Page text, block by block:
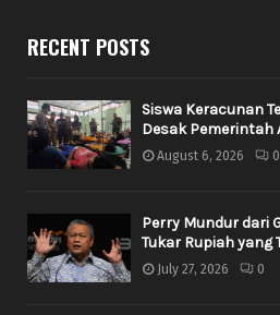
RECENT POSTS
Siswa Keracunan
Desak Pemerintah
August 6, 2026 0
Perry Mundur dari
Tukar Rupiah yang
July 27, 2026 0